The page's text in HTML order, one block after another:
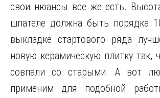
свои нюансы все же есть.
шпателе должна быть порядка
выкладке стартового ряда
новую керамическую плитку
совпали со старыми. А вот
применим для подобной